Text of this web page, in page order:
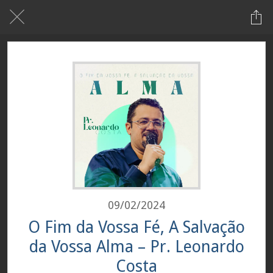
09/02/2024
O Fim da Vossa Fé, A Salvação
da Vossa Alma – Pr. Leonardo
Costa